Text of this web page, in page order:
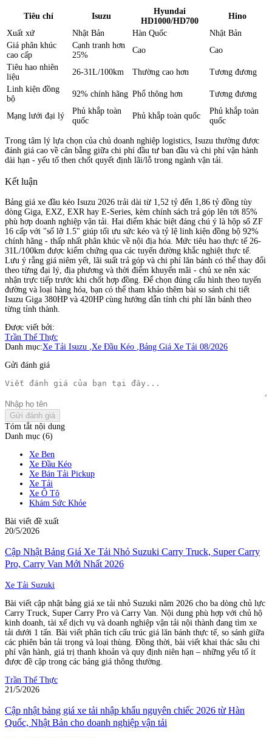
Tiêu chí Isuzu
Hyundai
HD1000/HD700
Hino
Xuất xứ
Nhật Bản Hàn Quốc
Nhật Bản
Giá phân khúc
cao cấp
Cạnh tranh hơn
25%
Cao
Cao
Tiêu hao nhiên
liệu
26-31L/100km Thường cao hơn
Tương đương
Linh kiện đồng
bộ
92% chính hãng Phổ thông hơn Tương đương
Mạng lưới đại lý
Phủ khắp toàn
quốc
Phủ khắp toàn quốc
Phủ khắp toàn
quốc
Trong tâm lý lựa chọn của chủ doanh nghiệp logistics, Isuzu thường được
đánh giá cao về cân bằng giữa chi phí đầu tư ban đầu và chi phí vận hành
dài hạn - yếu tố then chốt quyết định lãi/lỗ trong ngành vận tải.
Kết luận
Bảng giá xe đầu kéo Isuzu 2026 trải dài từ 1,52 tỷ đến 1,86 tỷ đồng tùy
dòng Giga, EXZ, EXR hay E-Series, kèm chính sách trả góp lên tới 85%
phù hợp doanh nghiệp vận tải. Hai điểm khác biệt đáng chú ý là hộp số ZF
16 cấp với "số lỡ 1.5" giúp tối ưu sức kéo và tỷ lệ linh kiện đồng bộ 92%
chính hãng - thấp nhất phân khúc về nội địa hóa. Mức tiêu hao thực tế 26-
31L/100km được kiểm chứng qua các tuyến đường khắc nghiệt thực tế.
Lưu ý rằng giá niêm yết, lãi suất trả góp và chi phí lăn bánh có thể thay đổi
theo từng đại lý, địa phương và thời điểm khuyến mãi - chủ xe nên xác
nhận trực tiếp trước khi chốt hợp đồng. Để chọn đúng cấu hình theo tuyến
đường và loại hàng hóa, bạn có thể tham khảo thêm bài so sánh chi tiết
Isuzu Giga 380HP và 420HP cùng hướng dẫn tính chi phí lăn bánh theo
từng tỉnh thành.
Được viết bởi:
Trần Thế Thực
Danh mục:Xe Tải Isuzu Xe Đầu Kéo Bảng Giá Xe Tải 08/2026
Gửi đánh giá
Gửi đánh giá
Tóm tắt nội dung
Danh mục (6)
Xe Ben
Xe Đầu Kéo
Xe Bán Tải Pickup
Xe Tải
Xe Ô Tô
Khám Sức Khỏe
Bài viết đề xuất
20/5/2026
Cập Nhật Bảng Giá Xe Tải Nhỏ Suzuki Carry Truck, Super Carry
Pro, Carry Van Mới Nhất 2026
Xe Tải Suzuki
Bài viết cập nhật bảng giá xe tải nhỏ Suzuki năm 2026 cho ba dòng chủ lực
Carry Truck, Super Carry Pro và Carry Van. Nội dung phù hợp với chủ hộ
kinh doanh, tài xế dịch vụ và doanh nghiệp vận tải nội thành đang tìm xe
tải dưới 1 tấn. Bài viết phân tích cấu trúc giá lăn bánh thực tế, so sánh giữa
các phiên bản tải trọng và loại thùng. Đồng thời, bài viết khai thác sâu chi
phí vận hành, giá trị thanh khoản và quy định niên hạn – những yếu tố ít
được đề cập trong các bảng giá thông thường.
Trần Thế Thực
21/5/2026
Cập nhật bảng giá xe tải nhập khẩu nguyên chiếc 2026 từ Hàn
Quốc, Nhật Bản cho doanh nghiệp vận tải